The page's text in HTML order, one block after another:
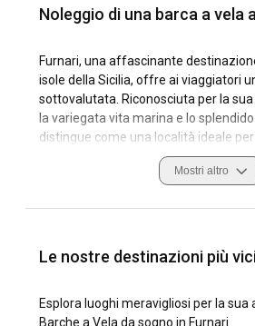
Noleggio di una barca a vela
Furnari, una affascinante
isole della Sicilia, offre ai viaggiatori
sottovalutata. Riconosciuta per la
la variegata vita marina e lo
distingue come una località ideale
vela. Lungo le acque azzurre del mar
di Furnari è un'irresistibile attrazione
ottimi porti turistici, offre un mix
scoprire attrazioni locali mozzafiato,
anche incontri con amichevoli delfini,
disponibili a Furnari offrono un modo
Mostri altro
Le nostre destinazioni più
Esplora luoghi meravigliosi per la sua
Barche a Vela da sogno in Furnari.